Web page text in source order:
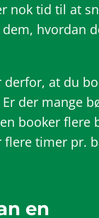
nok tid til at
hvordan
derfor, at du
der mange
booker flere
flere timer pr.
en